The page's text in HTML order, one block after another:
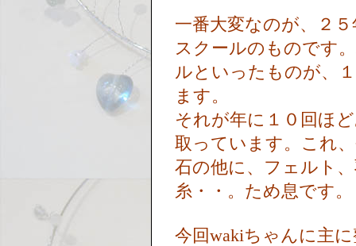
一番大変なのが、２
スクールのものです
ルといったものが、
ます。
それが年に１０回ほ
取っています。これ
石の他に、フェルト
糸・・。ため息です
今回wakiちゃんに主